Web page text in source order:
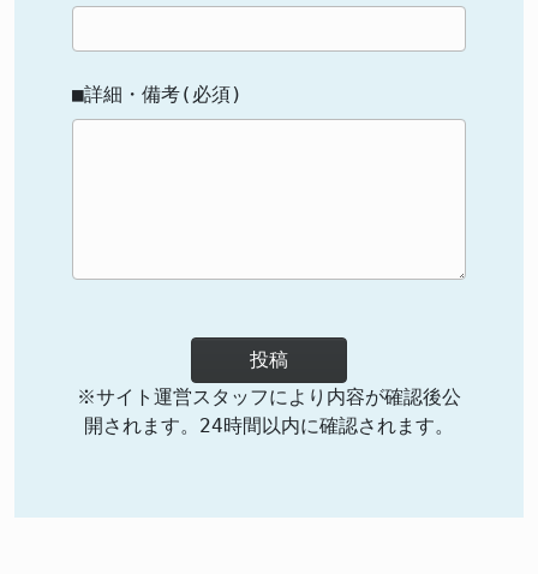
■詳細・備考(必須)
投稿
※サイト運営スタッフにより内容が確認後公
開されます。24時間以内に確認されます。